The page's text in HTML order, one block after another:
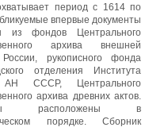
период с 1614 по
впервые документы
из фондов Центрального
архива внешней
рукописного фонда
отделения Института
АН СССР, Центрального
архива древних актов.
расположены в
порядке. Сборник